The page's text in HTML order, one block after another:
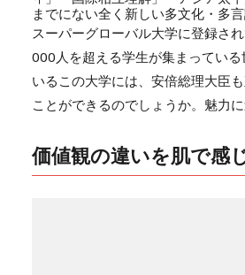
までにない全く新しい多文化・多
スーパーグローバル大学に登録さ
000人を超える学生が集まってい
いるこの大学には、安倍総理大臣
ことができるのでしょうか。魅力
価値観の違いを肌で感